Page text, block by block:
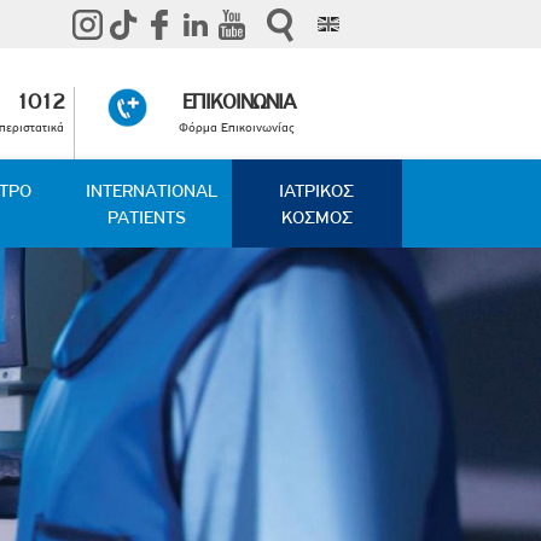
1012 ΕΠΙΚΟΙΝΩΝΙΑ
Φόρμα Επικοινωνίας
INTERNATIONAL
PATIENTS
ΙΑΤΡΙΚΟΣ
ΚΟΣΜΟΣ